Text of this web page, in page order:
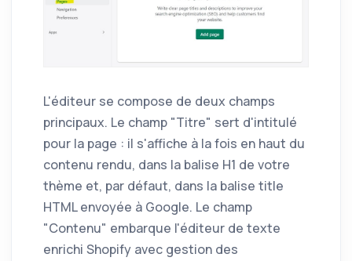
L'éditeur se compose de deux champs
principaux. Le champ "Titre" sert d'intitulé
pour la page : il s'affiche à la fois en haut du
contenu rendu, dans la balise H1 de votre
thème et, par défaut, dans la balise title
HTML envoyée à Google. Le champ
"Contenu" embarque l'éditeur de texte
enrichi Shopify avec gestion des